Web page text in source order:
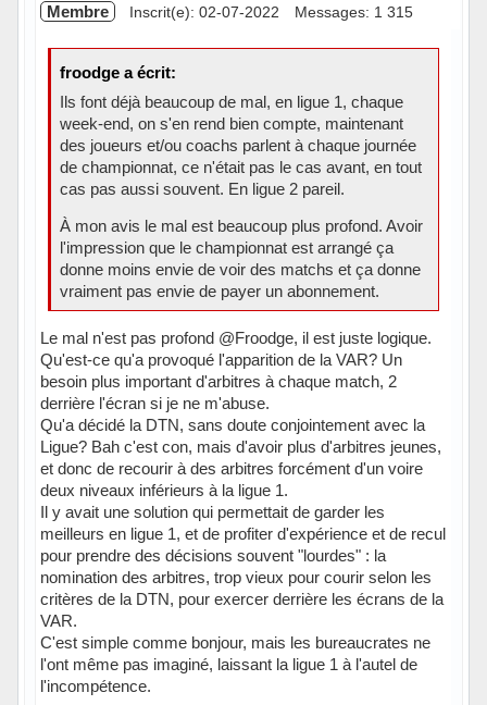
Membre Inscrit(e): 02-07-2022 Messages: 1 315
froodge a écrit:
Ils font déjà beaucoup de mal, en ligue 1, chaque
week-end, on s'en rend bien compte, maintenant
des joueurs et/ou coachs parlent à chaque journée
de championnat, ce n'était pas le cas avant, en tout
cas pas aussi souvent. En ligue 2 pareil.
À mon avis le mal est beaucoup plus profond. Avoir
l'impression que le championnat est arrangé ça
donne moins envie de voir des matchs et ça donne
vraiment pas envie de payer un abonnement.
Le mal n'est pas profond @Froodge, il est juste logique.
Qu'est-ce qu'a provoqué l'apparition de la VAR? Un
besoin plus important d'arbitres à chaque match, 2
derrière l'écran si je ne m'abuse.
Qu'a décidé la DTN, sans doute conjointement avec la
Ligue? Bah c'est con, mais d'avoir plus d'arbitres jeunes,
et donc de recourir à des arbitres forcément d'un voire
deux niveaux inférieurs à la ligue 1.
Il y avait une solution qui permettait de garder les
meilleurs en ligue 1, et de profiter d'expérience et de recul
pour prendre des décisions souvent "lourdes" : la
nomination des arbitres, trop vieux pour courir selon les
critères de la DTN, pour exercer derrière les écrans de la
VAR.
C'est simple comme bonjour, mais les bureaucrates ne
l'ont même pas imaginé, laissant la ligue 1 à l'autel de
l'incompétence.